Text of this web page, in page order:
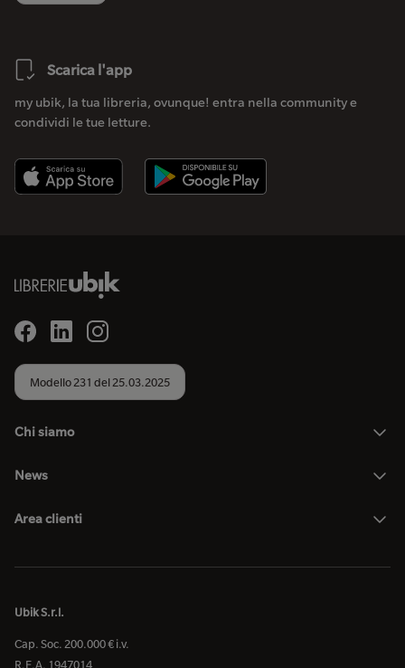
Scarica l'app
my ubik, la tua libreria, ovunque! entra nella community e
condividi le tue letture.
Modello 231 del 25.03.2025
Chi siamo
News
Area clienti
Ubik S.r.l.
Cap. Soc. 200.000 € i.v.
R.E.A. 1947014